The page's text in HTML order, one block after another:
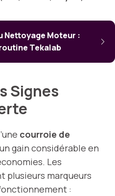
Nettoyage Moteur :
Tekalab
Signes
courroie de
gain considérable en
Les
plusieurs marqueurs
: